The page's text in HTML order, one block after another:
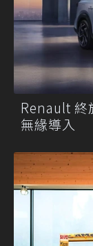
Renault 終
無緣導入